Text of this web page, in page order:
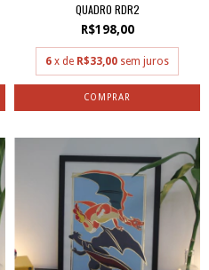
QUADRO RDR2
R$198,00
6 x de R$33,00 sem juros